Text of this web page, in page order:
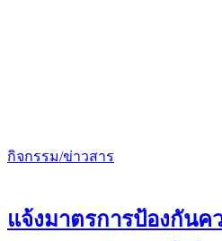
กิจกรรม/ข่าวสาร
แจ้งมาตรการป้องกัน